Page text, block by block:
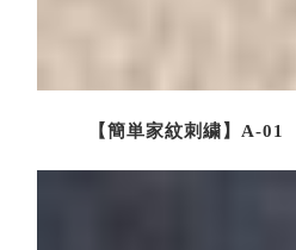
【簡単家紋刺繍】A-